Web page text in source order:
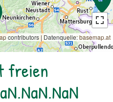
contributors | Datenquelle:basemap.at
freien